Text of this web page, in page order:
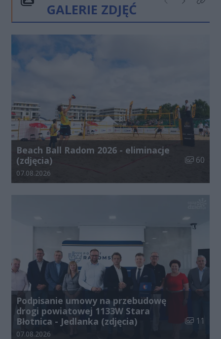
GALERIE ZDJĘĆ
Poprzednie
NastępneKliknij
Beach Ball Radom 2026 - eliminacje
(zdjęcia)
Liczba
60
Data dodania galerii:
07.08.2026
Podpisanie umowy na przebudowę
drogi powiatowej 1133W Stara
Błotnica - Jedlanka (zdjęcia)
Liczba
11
Data dodania galerii:
07.08.2026